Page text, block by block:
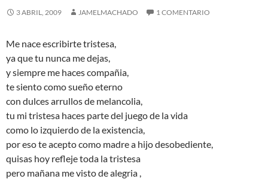
3 ABRIL, 2009 JAMELMACHADO 1 COMENTARIO
Me nace escribirte tristesa,
ya que tu nunca me dejas,
y siempre me haces compañia,
te siento como sueño eterno
con dulces arrullos de melancolia,
tu mi tristesa haces parte del juego de la vida
como lo izquierdo de la existencia,
por eso te acepto como madre a hijo desobediente,
quisas hoy refleje toda la tristesa
pero mañana me visto de alegria ,